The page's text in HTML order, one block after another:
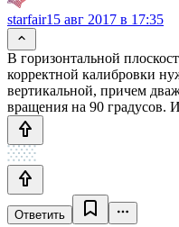
starfair15 авг 2017 в 17:35
В горизонтальной
корректной калибровки
вертикальной, причем
вращения на 90 градусов.
Ответить